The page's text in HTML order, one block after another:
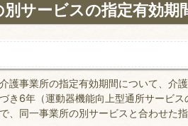
別サービスの指定有効
護事業所の指定有効期間について、介
き6年（運動器機能向上型通所サービ
、同一事業所の別サービスと合わせた